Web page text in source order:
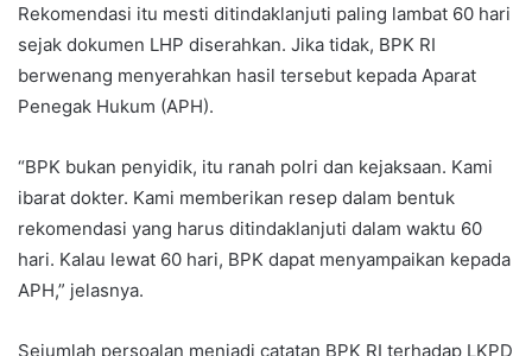
Rekomendasi itu mesti ditindaklanjuti paling lambat 60 hari
sejak dokumen LHP diserahkan. Jika tidak, BPK RI
berwenang menyerahkan hasil tersebut kepada Aparat
Penegak Hukum (APH).
“BPK bukan penyidik, itu ranah polri dan kejaksaan. Kami
ibarat dokter. Kami memberikan resep dalam bentuk
rekomendasi yang harus ditindaklanjuti dalam waktu 60
hari. Kalau lewat 60 hari, BPK dapat menyampaikan kepada
APH,” jelasnya.
Sejumlah persoalan menjadi catatan BPK RI terhadap LKPD